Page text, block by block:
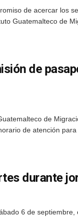
de acercar los
Guatemalteco de
de
de
de atención para
durante
6 de